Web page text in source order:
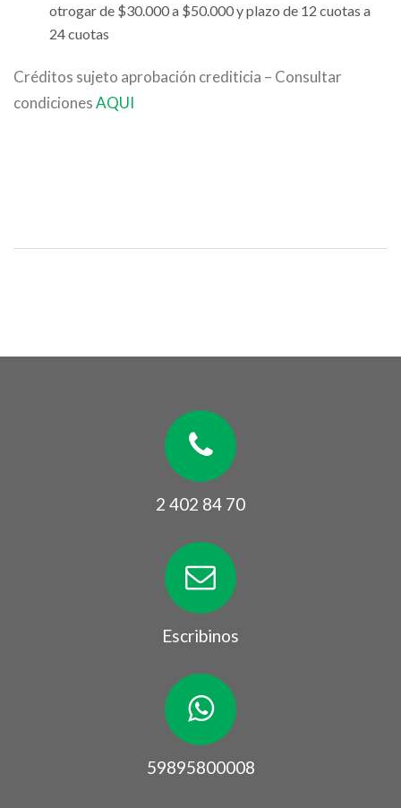
otrogar de $30.000 a $50.000 y plazo de 12 cuotas a
24 cuotas
Créditos sujeto aprobación crediticia – Consultar
condicionesAQUI
2 402 84 70
Escribinos
59895800008